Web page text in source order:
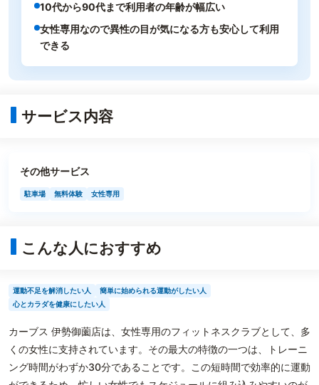
10代から90代まで利用者の年齢が幅広い
女性専用なので異性の目が気になる方も安心して利用
できる
サービス内容
その他サービス
駐車場 無料体験 女性専用
こんな人におすすめ
運動不足を解消したい人
簡単に始められる運動がしたい人
心とカラダを健康にしたい人
カーブス 伊勢御薗店は、女性専用のフィットネスクラブとして、多
くの女性に支持されています。その最大の特徴の一つは、トレーニ
ング時間がわずか30分であることです。この短時間で効率的に運動